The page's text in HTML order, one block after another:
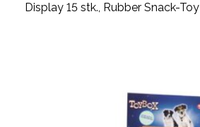
Display 15 stk., Rubber Snack-Toy